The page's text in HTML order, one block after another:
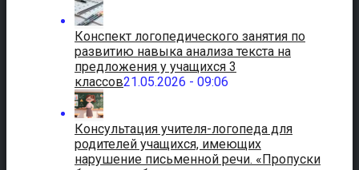
Конспект логопедического занятия по
развитию навыка анализа текста на
предложения у учащихся 3
классов21.05.2026 - 09:06
Консультация учителя-логопеда для
родителей учащихся, имеющих
нарушение письменной речи. «Пропуски